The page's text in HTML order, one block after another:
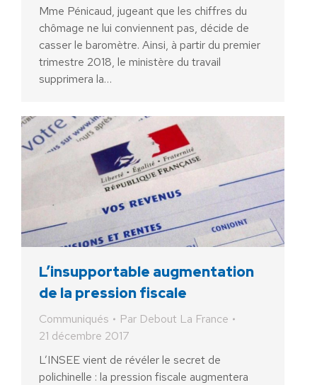
Mme Pénicaud, jugeant que les chiffres du
chômage ne lui conviennent pas, décide de
casser le baromètre. Ainsi, à partir du premier
trimestre 2018, le ministère du travail
supprimera la…
L’insupportable augmentation
de la pression fiscale
Communiqués Par Debout La France
21 décembre 2017
L’INSEE vient de révéler le secret de
polichinelle : la pression fiscale augmentera